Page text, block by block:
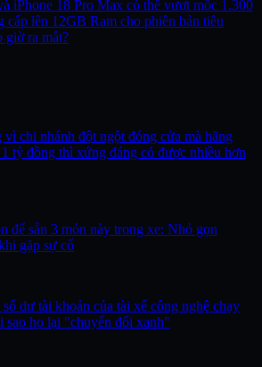
iPhone 18 Pro Max có thể vượt mốc 1.300
cấp lên 12GB Ram cho phiên bản tiêu
giờ ra mắt?
chi nhánh đột ngột đóng cửa mà hãng
tỷ đồng thì xứng đáng có được nhiều hơn
để sẵn 3 món này trong xe: Nhỏ gọn
gặp sự cố
dư tài khoản của tài xế công nghệ chạy
sao họ lại "chuyển đổi xanh"